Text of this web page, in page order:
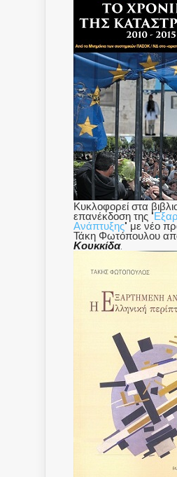
Κυκλοφορεί στα
επανέκδοση της "
Ανάπτυξης" με νέο
Τάκη Φωτόπουλου από
Κουκκίδα.